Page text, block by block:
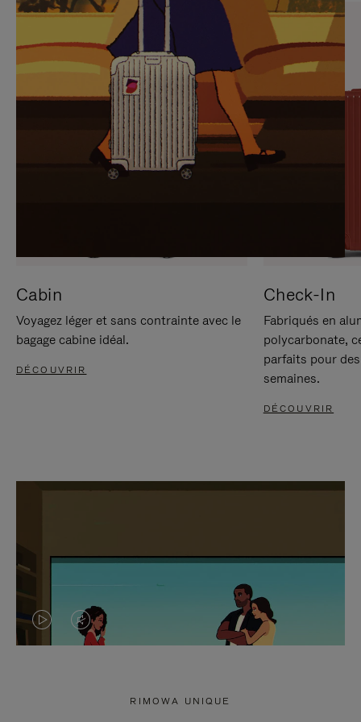
SUR
POUR
METTRE
PAUSE
VEUILLEZ
CLIQUER
POUR
RÉACTIVER
LE
SON
Cabin
Voyagez léger et sans contrainte avec le
bagage cabine idéal.
DÉCOUVRIR
Check-In
Fabriqués en
polycarbonate,
parfaits pour
semaines.
DÉCOUVRIR
LA LE
RIMOWA UNIQUE